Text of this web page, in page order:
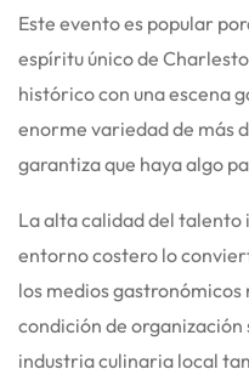
Este evento es popular
espíritu único de
histórico con una escena
enorme variedad de más
garantiza que haya algo
La alta calidad del talento
entorno costero lo
los medios gastronómicos
condición de organización
industria culinaria local